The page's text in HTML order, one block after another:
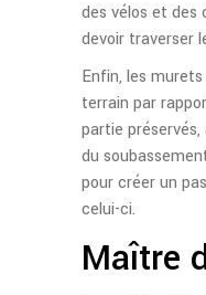
des vélos et des
devoir traverser
Enfin, les
terrain par
partie
du
pour créer un
celui-ci.
Maître